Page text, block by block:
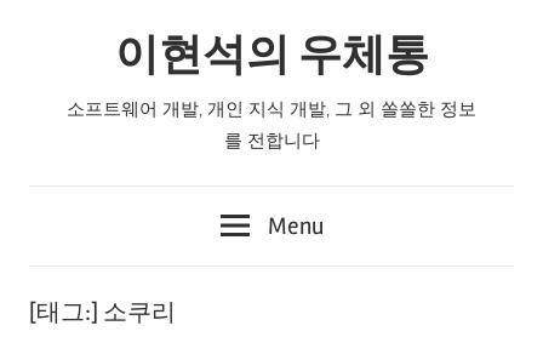
이현석의 우체통
소프트웨어 개발, 개인 지식 개발, 그 외 쏠쏠한 정보
를 전합니다
Menu
[태그:] 소쿠리